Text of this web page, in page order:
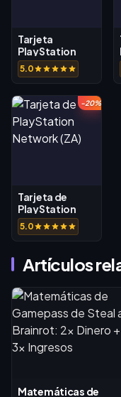
Tarjeta
PlayStation
Network (TH)
5.0
-20%
Tarjeta de
PlayStation
Network (ZA)
5.0
Artículos
Matemáticas de